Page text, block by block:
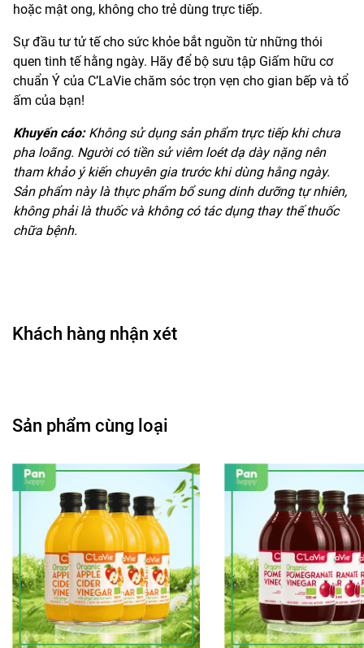
hoặc mật ong, không cho trẻ dùng trực tiếp.
Sự đầu tư tử tế cho sức khỏe bắt nguồn từ những thói
quen tinh tế hằng ngày. Hãy để bộ sưu tập Giấm hữu cơ
chuẩn Ý của C’LaVie chăm sóc trọn vẹn cho gian bếp và tổ
ấm của bạn!
Khuyến cáo: Không sử dụng sản phẩm trực tiếp khi chưa
pha loãng. Người có tiền sử viêm loét dạ dày nặng nên
tham khảo ý kiến chuyên gia trước khi dùng hằng ngày.
Sản phẩm này là thực phẩm bổ sung dinh dưỡng tự nhiên,
không phải là thuốc và không có tác dụng thay thế thuốc
chữa bệnh.
Khách hàng nhận xét
Sản phẩm cùng loại